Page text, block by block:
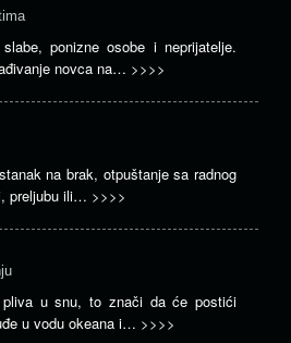
ponizne osobe i neprijatelje.
novca na… >>>>
na brak, otpuštanje sa radnog
preljubu ili… >>>>
u snu, to znači da će postići
u vodu okeana i… >>>>